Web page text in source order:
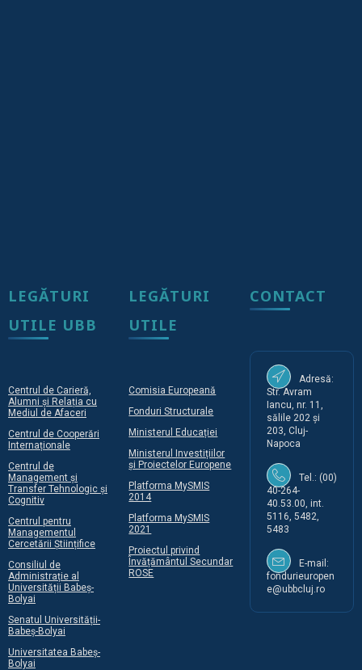
LEGĂTURI
UTILE UBB
Centrul de Carieră,
Alumni și Relația cu
Mediul de Afaceri
Centrul de Cooperări
Internaționale
Centrul de
Management și
Transfer Tehnologic și
Cognitiv
Centrul pentru
Managementul
Cercetării Științifice
Consiliul de
Administrație al
Universității Babeș-
Bolyai
Senatul Universității-
Babeș-Bolyai
Universitatea Babeș-
Bolyai
LEGĂTURI
UTILE
Comisia Europeană
Fonduri Structurale
Ministerul Educației
Ministerul Investițiilor
și Proiectelor Europene
Platforma MySMIS
2014
Platforma MySMIS
2021
Proiectul privind
Învățământul Secundar
ROSE
CONTACT
Adresă:
Str. Avram
Iancu, nr. 11,
sălile 202 și
203, Cluj-
Napoca
Tel.: (00)
40-264-
40.53.00, int.
5116, 5482,
5483
E-mail:
fondurieuropen
e@ubbcluj.ro